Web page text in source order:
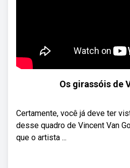
Os girassóis de
Certamente, você já deve ter
desse quadro de Vincent Van
que o artista ...